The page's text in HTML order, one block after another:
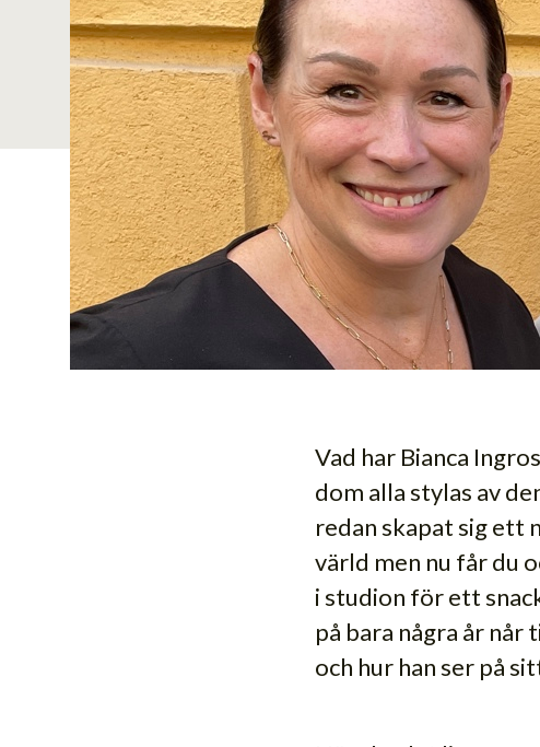
Vad har Bianca
dom alla stylas av
redan skapat sig ett
värld men nu får du
i studion för ett
på bara några år
och hur han ser på